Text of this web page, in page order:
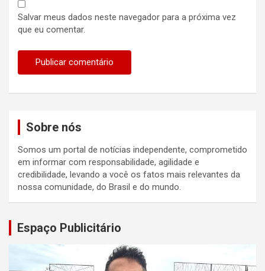
Salvar meus dados neste navegador para a próxima vez
que eu comentar.
Sobre nós
Somos um portal de notícias independente, comprometido
em informar com responsabilidade, agilidade e
credibilidade, levando a você os fatos mais relevantes da
nossa comunidade, do Brasil e do mundo.
Espaço Publicitário